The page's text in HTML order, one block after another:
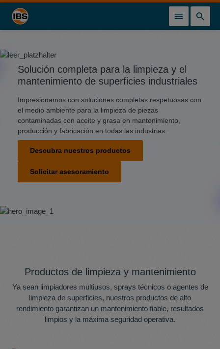
principal
Solución completa para la limpieza y el
mantenimiento de superficies industriales
Impresionamos con soluciones completas respetuosas con
el medio ambiente para la limpieza de piezas
contaminadas con aceite y grasa en mantenimiento,
producción y fabricación en todas las industrias.
Descubra nuestros productos
Solicitar asesoramiento
Productos de limpieza y mantenimiento
Ya sean limpiadores multiusos, sprays técnicos o agentes de
limpieza de superficies, nuestros productos de alto
rendimiento garantizan un mantenimiento fiable, resultados
limpios y la máxima seguridad operativa.